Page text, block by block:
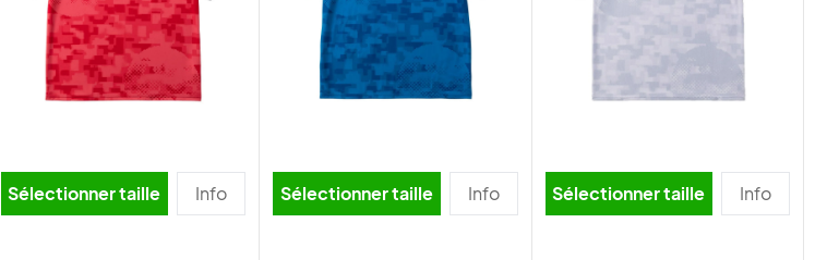
Sélectionner taille Info Sélectionner taille Info Sélectionner taille Info